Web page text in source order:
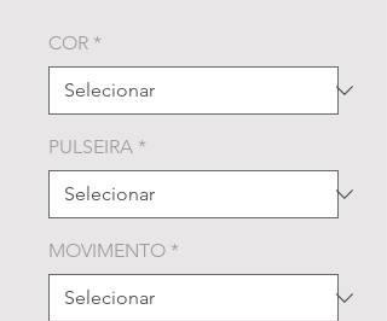
COR *
PULSEIRA *
MOVIMENTO *